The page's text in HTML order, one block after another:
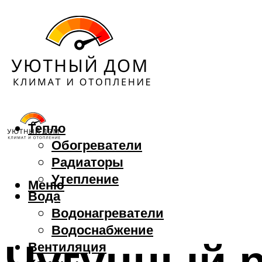
Тепло
Обогреватели
Радиаторы
Утепление
Вода
Водонагреватели
Водоснабжение
Вентиляция
Меню